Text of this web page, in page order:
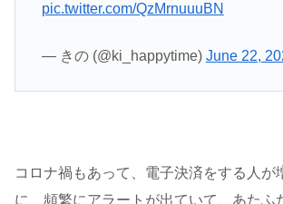
pic.twitter.com/QzMrnuuuBN
— きの (@ki_happytime) June 22,
コロナ禍もあって、電子決済をする人が
に、頻繁にアラートが出ていて、あたふ